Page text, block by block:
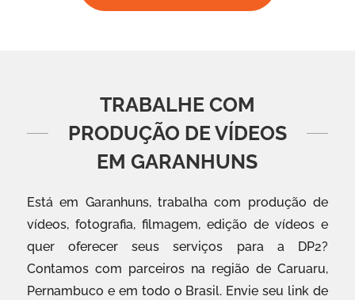
TRABALHE COM
PRODUÇÃO DE VÍDEOS
EM GARANHUNS
Está em Garanhuns, trabalha com produção de
vídeos, fotografia, filmagem, edição de vídeos e
quer oferecer seus serviços para a DP2?
Contamos com parceiros na região de Caruaru,
Pernambuco e em todo o Brasil. Envie seu link de